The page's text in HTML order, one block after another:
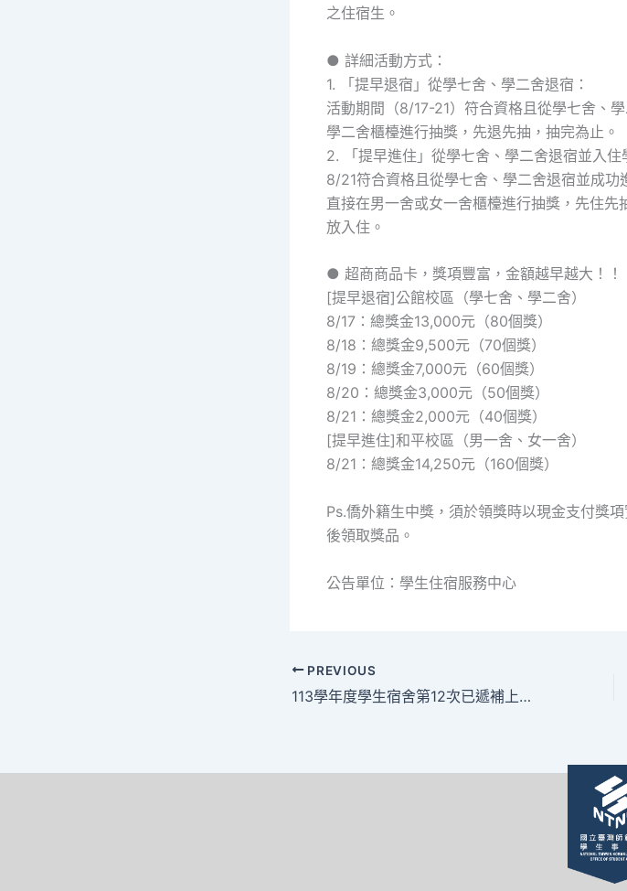
之住宿生。
● 詳細活動方式：
1. 「提早退宿」從學七舍、學二舍退宿：
活動期間（8/17-21）符合資格且從學七舍、
學二舍櫃檯進行抽獎，先退先抽，抽完為止。
2. 「提早進住」從學七舍、學二舍退宿並入住
8/21符合資格且從學七舍、學二舍退宿並成功
直接在男一舍或女一舍櫃檯進行抽獎，先住
放入住。
● 超商商品卡，獎項豐富，金額越早越大！！
[提早退宿]公館校區（學七舍、學二舍）
8/17：總獎金13,000元（80個獎）
8/18：總獎金9,500元（70個獎）
8/19：總獎金7,000元（60個獎）
8/20：總獎金3,000元（50個獎）
8/21：總獎金2,000元（40個獎）
[提早進住]和平校區（男一舍、女一舍）
8/21：總獎金14,250元（160個獎）
Ps.僑外籍生中獎，須於領獎時以現金支付獎
後領取獎品。
公告單位：學生住宿服務中心
PREVIOUS
113學年度學生宿舍第12次已遞補上宿舍名單113.8.7